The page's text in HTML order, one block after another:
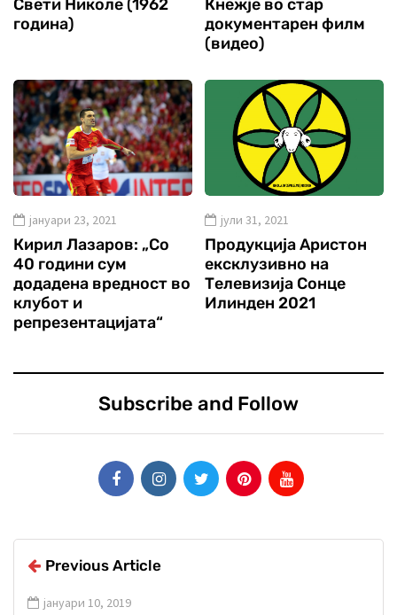
Свети Николе (1962
година)
Кнежје во стар
документарен филм
(видео)
јануари 23, 2021
Кирил Лазаров: „Со
40 години сум
додадена вредност во
клубот и
репрезентацијата“
јули 31, 2021
Продукција Аристон
ексклузивно на
Телевизија Сонце
Илинден 2021
Subscribe and Follow
Previous Article
јануари 10, 2019